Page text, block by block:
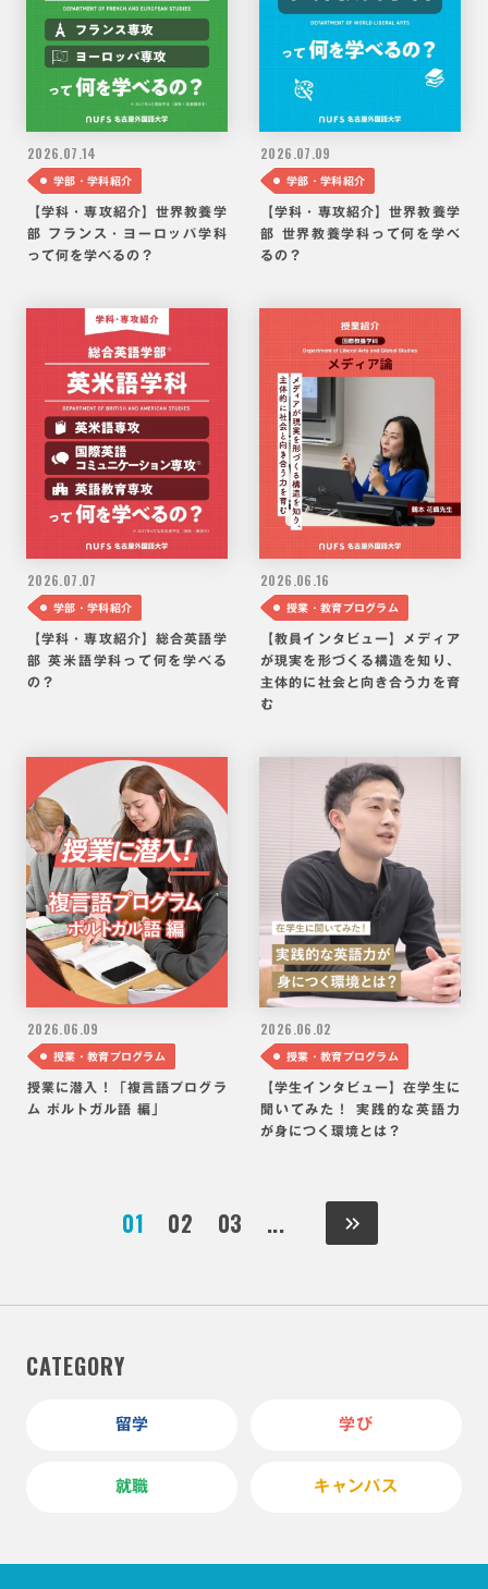
2026. 07.14
学部・学科紹介
【学科・専攻紹介】世界教養学
部 フランス・ヨーロッパ学科
って何を学べるの？
2026. 07.09
学部・学科紹介
【学科・専攻紹介】世界教養学
部 世界教養学科って何を学べ
るの？
2026. 07.07
学部・学科紹介
【学科・専攻紹介】総合英語学
部 英米語学科って何を学べる
の？
2026. 06.16
授業・教育プログラム
【教員インタビュー】メディア
が現実を形づくる構造を知り、
主体的に社会と向き合う力を育
む
2026. 06.09
授業・教育プログラム
授業に潜入！「複言語プログラ
ム ポルトガル語 編」
2026. 06.02
授業・教育プログラム
【学生インタビュー】在学生に
聞いてみた！ 実践的な英語力
が身につく環境とは？
01 02 03 ...
CATEGORY
留学 学び
就職 キャンパス